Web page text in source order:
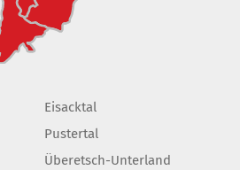
Eisacktal
Pustertal
Überetsch-Unterland